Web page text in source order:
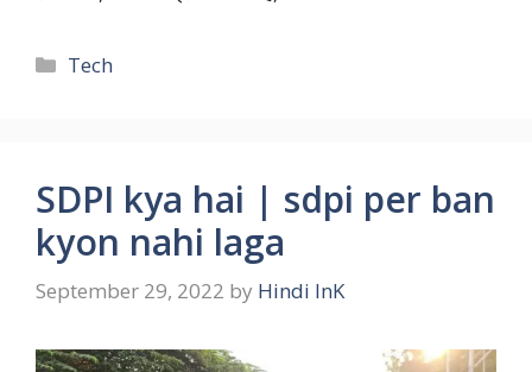
Categories
Tech
SDPI kya hai | sdpi per ban
kyon nahi laga
September 29, 2022 by Hindi InK